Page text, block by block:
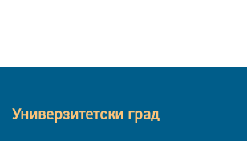
Универзитетски град